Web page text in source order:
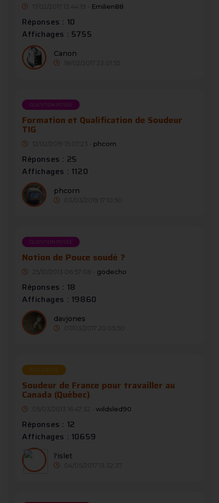
17/02/2017 13:44:19 - Emilien88
Réponses : 10
Affichages : 5755
Canon
18/02/2017 23:01:55
QUESTION POSÉE
Formation et Qualification de Soudeur
TIG
12/02/2019 15:07:23 - phcorn
Réponses : 25
Affichages : 1120
phcorn
03/03/2019 17:10:50
QUESTION POSÉE
Notion de Pouce soudé ?
25/10/2013 06:57:08 - godecho
Réponses : 18
Affichages : 19860
davjones
07/03/2017 20:05:50
RECHERCHE
Soudeur de France pour travailler au
Canada (Québec)
05/03/2013 16:47:32 - wildsled90
Réponses : 12
Affichages : 10659
l'islet
04/05/2017 13:32:37